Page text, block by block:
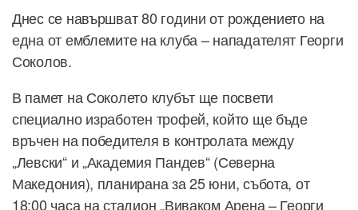
Днес се навършват 80 години от рождението на
една от емблемите на клуба – нападателят Георги
Соколов.
В памет на Соколето клубът ще посвети
специално изработен трофей, който ще бъде
връчен на победителя в контролата между
„Левски“ и „Академия Пандев“ (Северна
Македония), планирана за 25 юни, събота, от
18:00 часа на стадион „Виваком Арена – Георги